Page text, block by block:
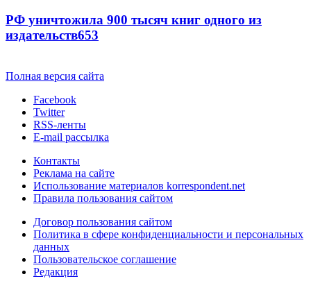
РФ уничтожила 900 тысяч книг одного из
издательств653
Полная версия сайта
Facebook
Twitter
RSS-ленты
E-mail рассылка
Контакты
Реклама на сайте
Использование материалов korrespondent.net
Правила пользования сайтом
Договор пользования сайтом
Политика в сфере конфиденциальности и персональных
данных
Пользовательское соглашение
Редакция